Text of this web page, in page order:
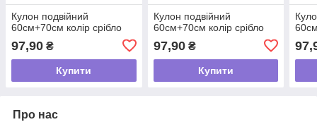
Кулон подвійний
60см+70см колір срібло
97,90 ₴
Купити
Кулон подвійний
60см+70см колір срібло
97,90₴
Купити
Про нас